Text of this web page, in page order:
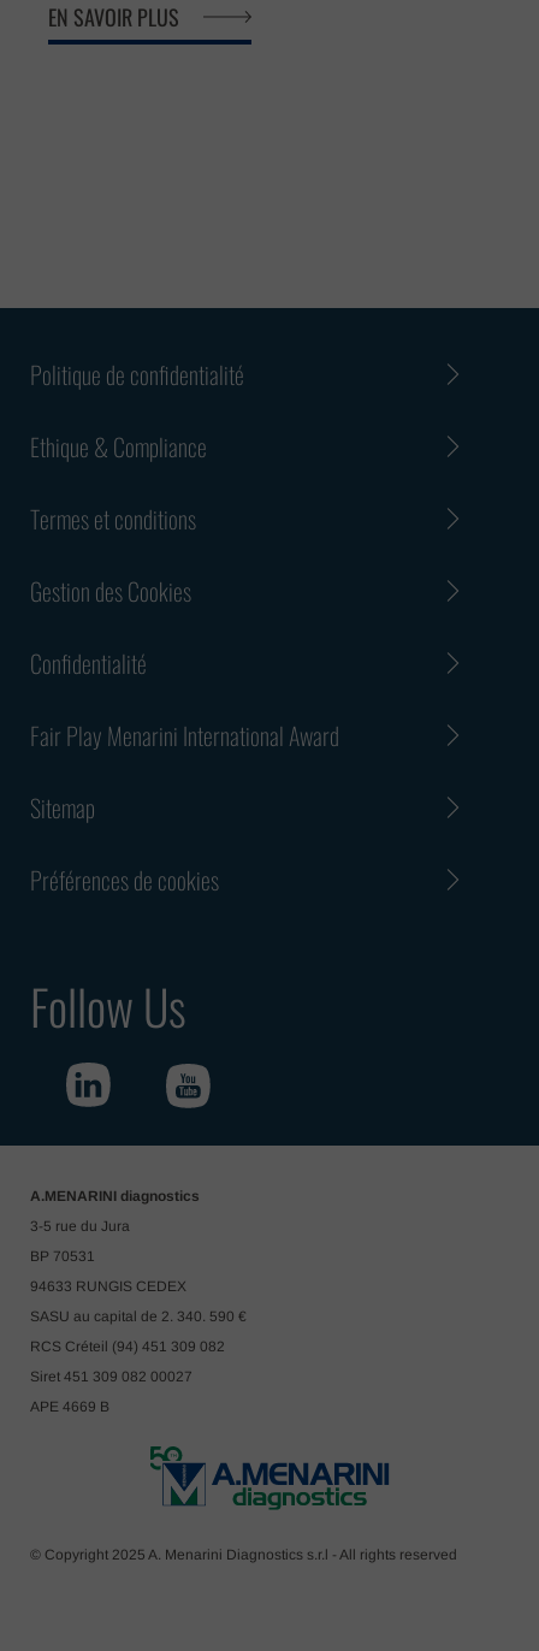
EN SAVOIR PLUS
Politique de confidentialité
Ethique & Compliance
Termes et conditions
Gestion des Cookies
Confidentialité
Fair Play Menarini International Award
Sitemap
Préférences de cookies
Follow Us
A.MENARINI diagnostics
3-5 rue du Jura
BP 70531
94633 RUNGIS CEDEX
SASU au capital de 2. 340. 590 €
RCS Créteil (94) 451 309 082
Siret 451 309 082 00027
APE 4669 B
© Copyright 2025 A. Menarini Diagnostics s.r.l - All rights reserved